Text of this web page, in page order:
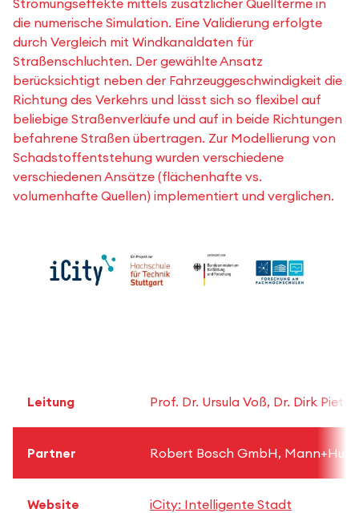
Strömungseffekte mittels zusätzlicher Quellterme in
die numerische Simulation. Eine Validierung erfolgte
durch Vergleich mit Windkanaldaten für
Straßenschluchten. Der gewählte Ansatz
berücksichtigt neben der Fahrzeuggeschwindigkeit die
Richtung des Verkehrs und lässt sich so flexibel auf
beliebige Straßenverläufe und auf in beide Richtungen
befahrene Straßen übertragen. Zur Modellierung von
Schadstoffentstehung wurden verschiedene
verschiedenen Ansätze (flächenhafte vs.
volumenhafte Quellen) implementiert und verglichen.
Leitung Prof. Dr. Ursula Voß, Dr. Dirk
Partner Robert Bosch GmbH,
Website iCity: Intelligente Stadt